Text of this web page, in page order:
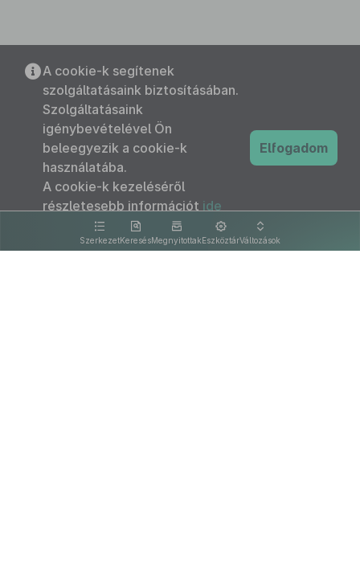
SzerkezetKeresésMegnyitottakEszköztárVáltozások
A cookie-k segítenek
szolgáltatásaink biztosításában.
Szolgáltatásaink
igénybevételével Ön
beleegyezik a cookie-k
használatába.
A cookie-k kezeléséről
részletesebb információt ide
kattintva olvashat.
Elfogadom